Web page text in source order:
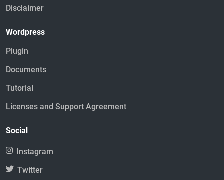
Disclaimer
Wordpress
Plugin
Documents
Tutorial
Licenses and Support Agreement
Social
Instagram
Twitter